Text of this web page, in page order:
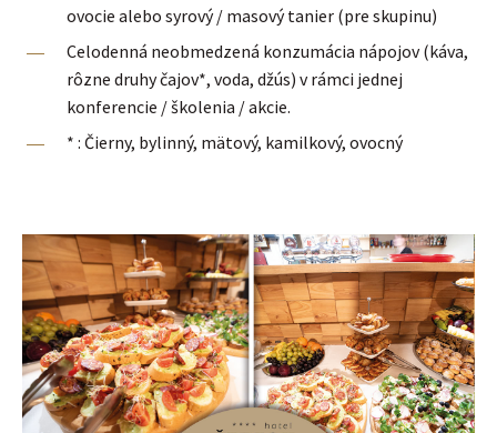
ovocie alebo syrový / masový tanier (pre skupinu)
Celodenná neobmedzená konzumácia nápojov (káva,
rôzne druhy čajov*, voda, džús) v rámci jednej
konferencie / školenia / akcie.
* : Čierny, bylinný, mätový, kamilkový, ovocný